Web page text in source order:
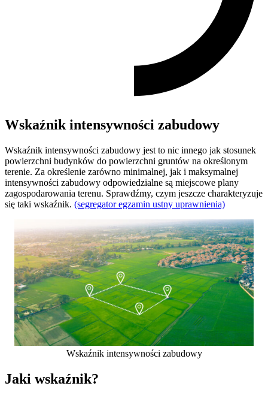
Wskaźnik intensywności zabudowy
Wskaźnik intensywności zabudowy jest to nic innego jak stosunek
powierzchni budynków do powierzchni gruntów na określonym
terenie. Za określenie zarówno minimalnej, jak i maksymalnej
intensywności zabudowy odpowiedzialne są miejscowe plany
zagospodarowania terenu. Sprawdźmy, czym jeszcze charakteryzuje
się taki wskaźnik. (segregator egzamin ustny uprawnienia)
Wskaźnik intensywności zabudowy
Jaki wskaźnik?